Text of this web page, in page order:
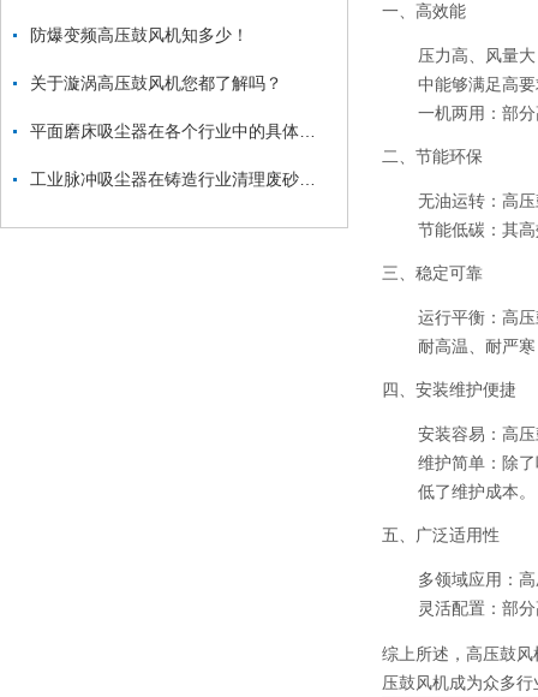
防爆变频高压鼓风机知多少！
关于漩涡高压鼓风机您都了解吗？
一、高效能
压力高、风量大
中能够满足高
一机两用 ：部
二、节能环保
无油运转 ：高
节能低碳 ：其
三、稳定可靠
运行平衡 ：高
耐高温、耐严寒
四、安装维护便捷
安装容易 ：高
维护简单 ：除
低了维护成本。
五、广泛适用性
多领域应用 ：
灵活配置 ：部
综上所述，高压鼓
压鼓风机成为众多